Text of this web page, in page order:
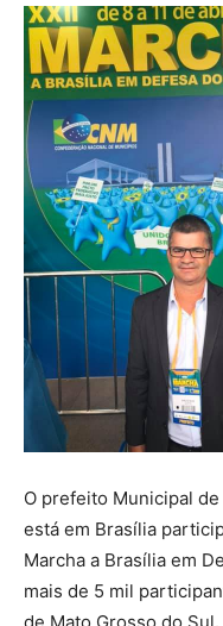
O prefeito Municipal
está em Brasília
Marcha a Brasília em
mais de 5 mil